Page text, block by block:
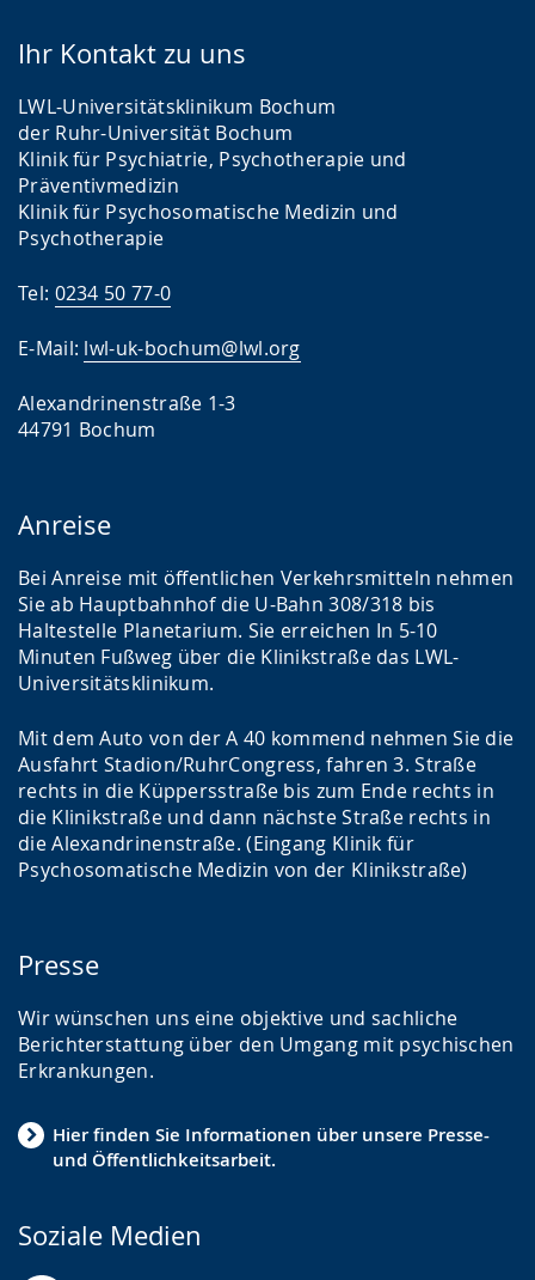
Ihr Kontakt zu uns
LWL-Universitätsklinikum Bochum
der Ruhr-Universität Bochum
Klinik für Psychiatrie, Psychotherapie und
Präventivmedizin
Klinik für Psychosomatische Medizin und
Psychotherapie
Tel: 0234 50 77-0
E-Mail: lwl-uk-bochum@lwl.org
Alexandrinenstraße 1-3
44791 Bochum
Anreise
Bei Anreise mit öffentlichen Verkehrsmitteln nehmen
Sie ab Hauptbahnhof die U-Bahn 308/318 bis
Haltestelle Planetarium. Sie erreichen In 5-10
Minuten Fußweg über die Klinikstraße das LWL-
Universitätsklinikum.
Mit dem Auto von der A 40 kommend nehmen Sie die
Ausfahrt Stadion/RuhrCongress, fahren 3. Straße
rechts in die Küppersstraße bis zum Ende rechts in
die Klinikstraße und dann nächste Straße rechts in
die Alexandrinenstraße. (Eingang Klinik für
Psychosomatische Medizin von der Klinikstraße)
Presse
Wir wünschen uns eine objektive und sachliche
Berichterstattung über den Umgang mit psychischen
Erkrankungen.
Hier finden Sie Informationen über unsere Presse-
und Öffentlichkeitsarbeit.
Soziale Medien